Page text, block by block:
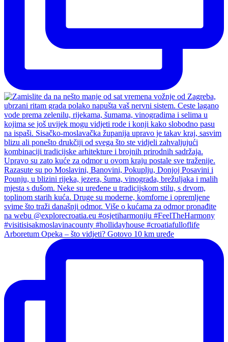
Arboretum Opeka – što vidjeti? Gotovo 10 km uređe